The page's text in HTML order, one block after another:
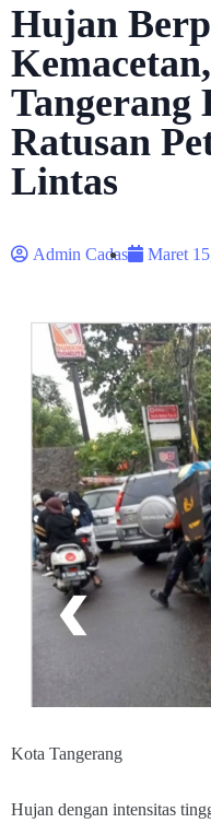
Hujan
Tangerang
Ratusan
Lintas
Admin Cadas Maret
Kota Tangerang
Hujan dengan intensitas